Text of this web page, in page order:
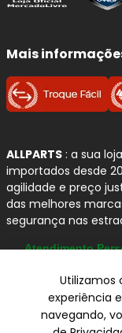
Mais
ALLPARTS : a sua
importados desde
agilidade e preço
das melhores
segurança nas
Atendimento
Utilizamos
experiência
navegando,